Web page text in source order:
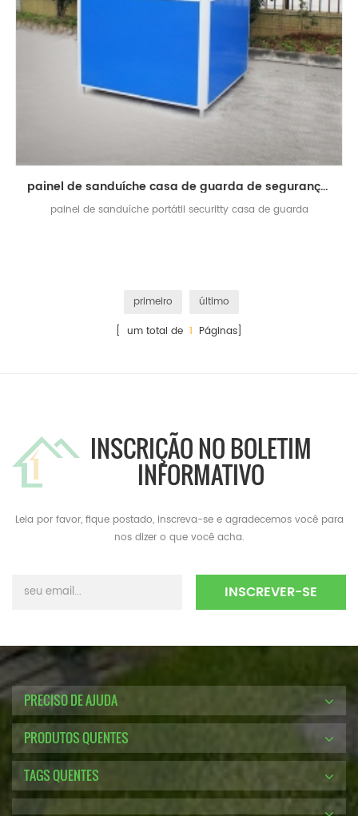
painel de sanduíche casa de guarda de segurança pré-fabricada
painel de sanduíche portátil securitty casa de guarda
primeiro
último
[ um total de 1 Páginas]
INSCRIÇÃO NO BOLETIM
INFORMATIVO
Leia por favor, fique postado, inscreva-se e agradecemos você para
nos dizer o que você acha.
PRECISO DE AJUDA
PRODUTOS QUENTES
TAGS QUENTES